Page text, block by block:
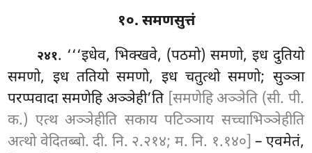
१०. समणसुत्तं
२४१. ‘‘‘इधेव, भिक्खवे, (पठमो) समणो, इध दुतियो
समणो, इध ततियो समणो, इध चतुत्थो समणो; सुञ्ञा
परप्पवादा समणेहि अञ्ञेही’ति [समणेहि अञ्ञेति (सी. पी.
क.) एत्थ अञ्ञेहीति सकाय पटिञ्ञाय सच्चाभिञ्ञेहीति
अत्थो वेदितब्बो. दी. नि. २.२१४; म. नि. १.१४०] – एवमेतं,